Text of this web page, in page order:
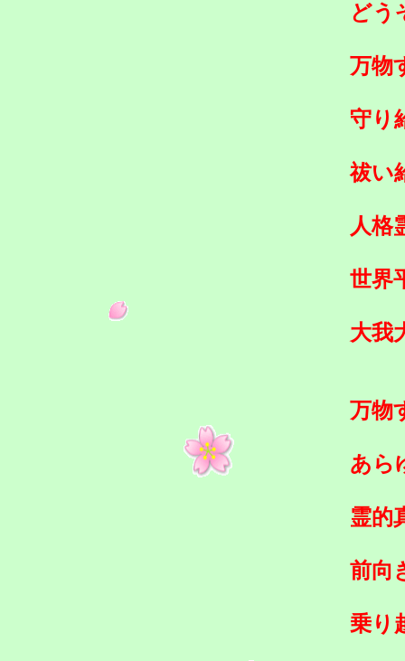
どう
万物
守り
祓い
人格
世界
大我
万物
あら
霊的
前向
乗り